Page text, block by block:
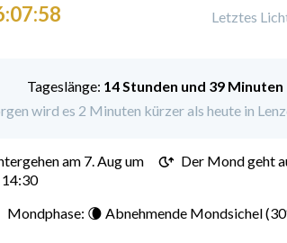
Letztes
Tageslänge: 14 Stunden und 39 Minuten
wird es 2 Minuten kürzer als heute in
am 7. Aug um
14:30
Der Mond geht
Mondphase: 🌘 Abnehmende Mondsichel